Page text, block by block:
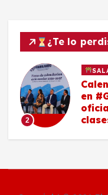
¿Te lo
2
en